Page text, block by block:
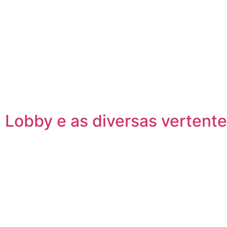
Lobby e as diversas